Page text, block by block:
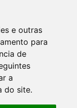
e outras
para
de
a
do site.